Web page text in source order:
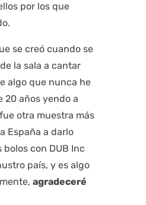
por los que
se creó cuando se
la sala a cantar
algo que nunca he
20 años yendo a
otra muestra más
España a darlo
con DUB Inc
país, y es algo
agradeceré